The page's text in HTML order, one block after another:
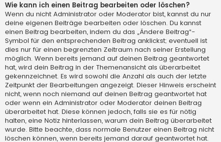
Wie kann ich einen Beitrag bearbeiten oder löschen?
Wenn du nicht Administrator oder Moderator bist, kannst du nur
deine eigenen Beiträge bearbeiten oder löschen. Du kannst
einen Beitrag bearbeiten, indem du das „Ändere Beitrag“-
Symbol für den entsprechenden Beitrag anklickst; eventuell ist
dies nur für einen begrenzten Zeitraum nach seiner Erstellung
möglich. Wenn bereits jemand auf deinen Beitrag geantwortet
hat, wird dein Beitrag in der Themenansicht als überarbeitet
gekennzeichnet. Es wird sowohl die Anzahl als auch der letzte
Zeitpunkt der Bearbeitungen angezeigt. Dieser Hinweis erscheint
nicht, wenn noch niemand auf deinen Beitrag geantwortet hat
oder wenn ein Administrator oder Moderator deinen Beitrag
überarbeitet hat. Diese können jedoch, falls sie es für nötig
halten, eine Notiz hinterlassen, warum dein Beitrag überarbeitet
wurde. Bitte beachte, dass normale Benutzer einen Beitrag nicht
löschen können, wenn bereits jemand darauf geantwortet hat.